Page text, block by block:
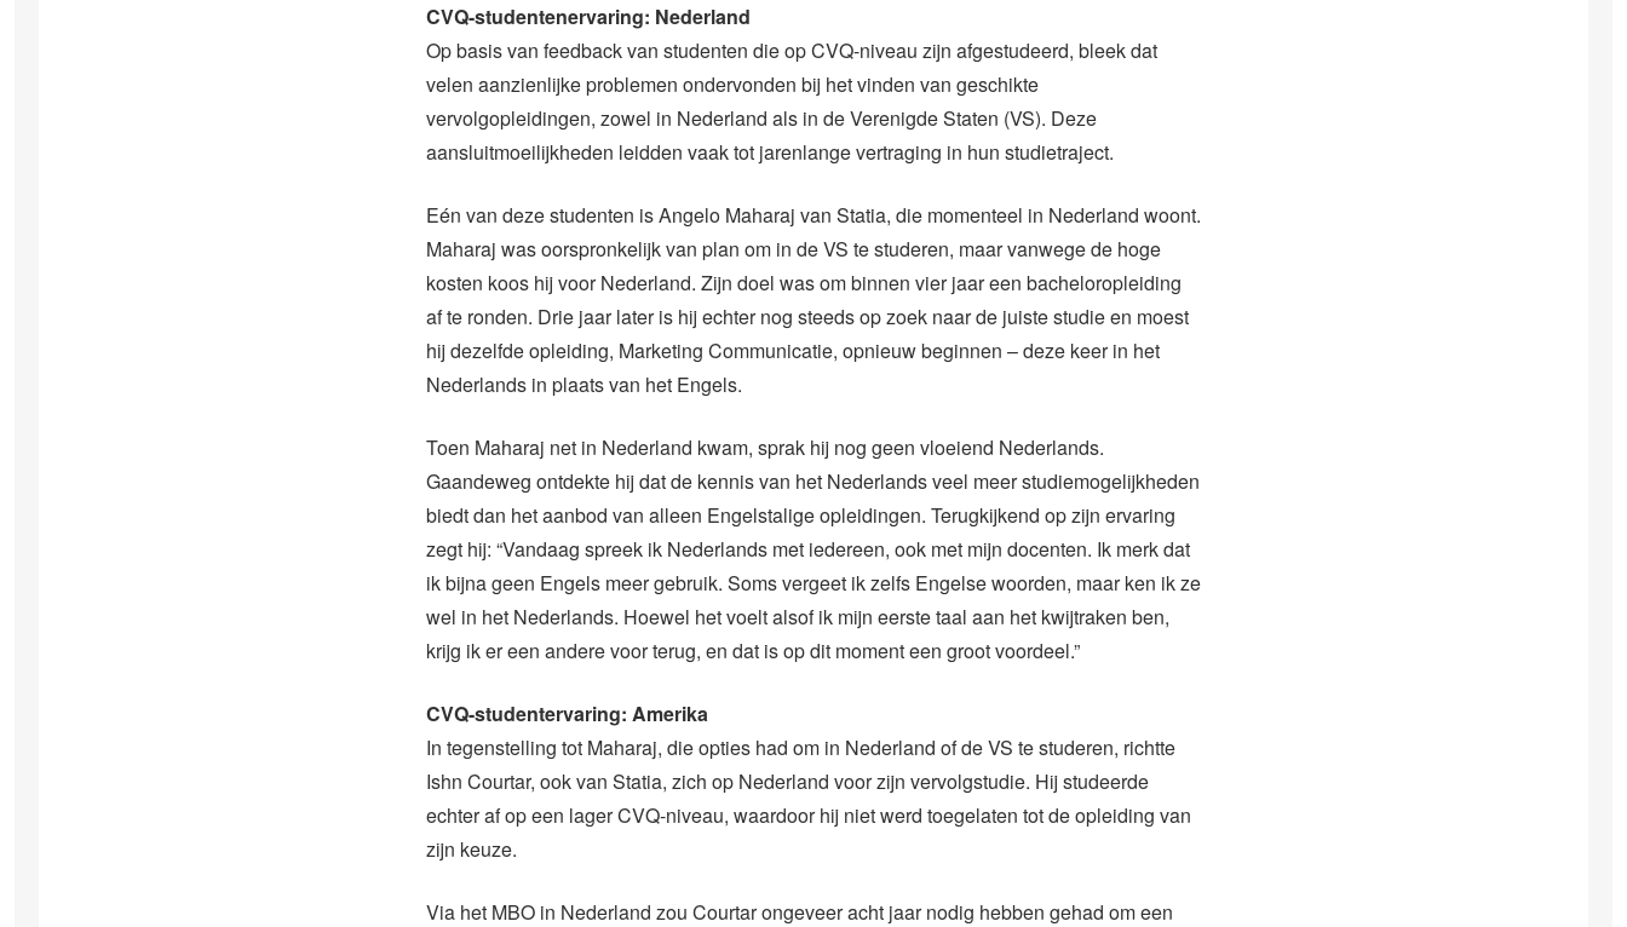
CVQ-studentenervaring: Nederland
Op basis van feedback van studenten die op CVQ-niveau zijn afgestudeerd, bleek dat
velen aanzienlijke problemen ondervonden bij het vinden van geschikte
vervolgopleidingen, zowel in Nederland als in de Verenigde Staten (VS). Deze
aansluitmoeilijkheden leidden vaak tot jarenlange vertraging in hun studietraject.
Eén van deze studenten is Angelo Maharaj van Statia, die momenteel in Nederland woont.
Maharaj was oorspronkelijk van plan om in de VS te studeren, maar vanwege de hoge
kosten koos hij voor Nederland. Zijn doel was om binnen vier jaar een bacheloropleiding
af te ronden. Drie jaar later is hij echter nog steeds op zoek naar de juiste studie en moest
hij dezelfde opleiding, Marketing Communicatie, opnieuw beginnen – deze keer in het
Nederlands in plaats van het Engels.
Toen Maharaj net in Nederland kwam, sprak hij nog geen vloeiend Nederlands.
Gaandeweg ontdekte hij dat de kennis van het Nederlands veel meer studiemogelijkheden
biedt dan het aanbod van alleen Engelstalige opleidingen. Terugkijkend op zijn ervaring
zegt hij: “Vandaag spreek ik Nederlands met iedereen, ook met mijn docenten. Ik merk dat
ik bijna geen Engels meer gebruik. Soms vergeet ik zelfs Engelse woorden, maar ken ik ze
wel in het Nederlands. Hoewel het voelt alsof ik mijn eerste taal aan het kwijtraken ben,
krijg ik er een andere voor terug, en dat is op dit moment een groot voordeel.”
CVQ-studentervaring: Amerika
In tegenstelling tot Maharaj, die opties had om in Nederland of de VS te studeren, richtte
Ishn Courtar, ook van Statia, zich op Nederland voor zijn vervolgstudie. Hij studeerde
echter af op een lager CVQ-niveau, waardoor hij niet werd toegelaten tot de opleiding van
zijn keuze.
Via het MBO in Nederland zou Courtar ongeveer acht jaar nodig hebben gehad om een